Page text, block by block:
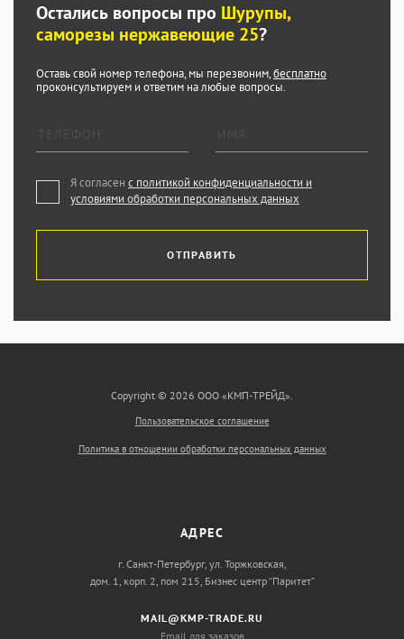
Остались вопросы про Шурупы,
саморезы нержавеющие 25?
Оставь свой номер телефона, мы перезвоним,бесплатно
проконсультируем и ответим на любые вопросы.
Я согласен с политикой конфиденциальности и
условиями обработки персональных данных
ОТПРАВИТЬ
Copyright © 2026 ООО «КМП-ТРЕЙД».
Пользовательское соглашение
Политика в отношении обработки персональных данных
АДРЕС
г. Санкт-Петербург, ул. Торжковская,
дом. 1, корп. 2, пом 215, Бизнес центр “Паритет”
MAIL@KMP-TRADE.RU
Email для заказов